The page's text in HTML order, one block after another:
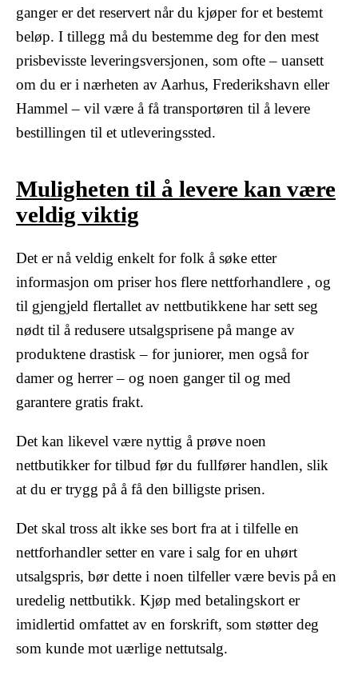
ganger er det reservert når du kjøper for et bestemt
beløp. I tillegg må du bestemme deg for den mest
prisbevisste leveringsversjonen, som ofte – uansett
om du er i nærheten av Aarhus, Frederikshavn eller
Hammel – vil være å få transportøren til å levere
bestillingen til et utleveringssted.
Muligheten til å levere kan være
veldig viktig
Det er nå veldig enkelt for folk å søke etter
informasjon om priser hos flere nettforhandlere , og
til gjengjeld flertallet av nettbutikkene har sett seg
nødt til å redusere utsalgsprisene på mange av
produktene drastisk – for juniorer, men også for
damer og herrer – og noen ganger til og med
garantere gratis frakt.
Det kan likevel være nyttig å prøve noen
nettbutikker for tilbud før du fullfører handlen, slik
at du er trygg på å få den billigste prisen.
Det skal tross alt ikke ses bort fra at i tilfelle en
nettforhandler setter en vare i salg for en uhørt
utsalgspris, bør dette i noen tilfeller være bevis på en
uredelig nettbutikk. Kjøp med betalingskort er
imidlertid omfattet av en forskrift, som støtter deg
som kunde mot uærlige nettutsalg.